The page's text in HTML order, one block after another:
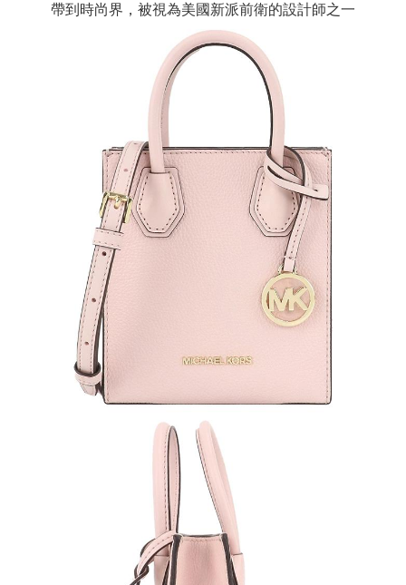
帶到時尚界，被視為美國新派前衛的設計師之一